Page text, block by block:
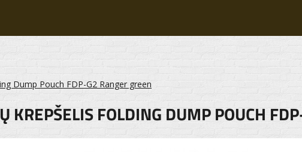
Dump Pouch FDP-G2 Ranger green
KREPŠELIS FOLDING DUMP POUCH